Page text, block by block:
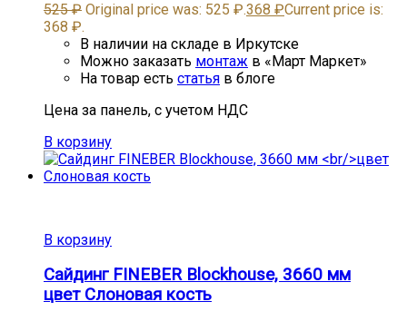
525₽ Original price was: 525 ₽.368 ₽Current price is:
368 ₽.
В наличии на складе в Иркутске
Можно заказать монтаж в «Март Маркет»
На товар есть статья в блоге
Цена за панель, с учетом НДС
В корзину
В корзину
Сайдинг FINEBER Blockhouse, 3660 мм
цвет Слоновая кость